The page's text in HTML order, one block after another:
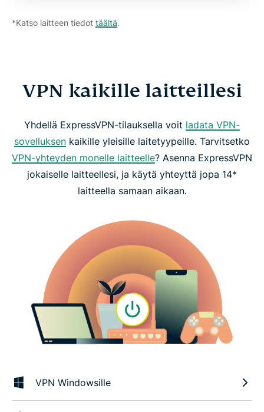
*Katso laitteen tiedot täältä.
VPN kaikille laitteillesi
Yhdellä ExpressVPN-tilauksella voit ladata VPN-
sovelluksen kaikille yleisille laitetyypeille. Tarvitsetko
VPN-yhteyden monelle laitteelle? Asenna ExpressVPN
jokaiselle laitteellesi, ja käytä yhteyttä jopa 14*
laitteella samaan aikaan.
VPN Windowsille